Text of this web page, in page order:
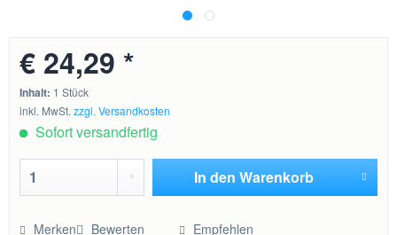
€ 24,29 *
Inhalt: 1 Stück
inkl. MwSt.zzgl. Versandkosten
Sofort versandfertig
In den Warenkorb
Merken Bewerten Empfehlen